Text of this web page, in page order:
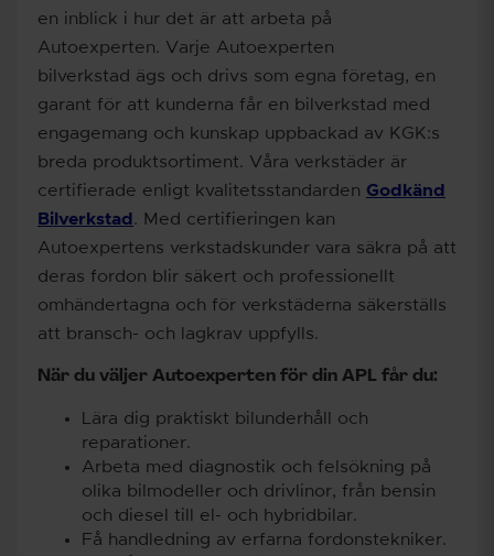
en inblick i hur det är att arbeta på
Autoexperten. Varje Autoexperten
bilverkstad ägs och drivs som egna företag, en
garant för att kunderna får en bilverkstad med
engagemang och kunskap uppbackad av KGK:s
breda produktsortiment. Våra verkstäder är
certifierade enligt kvalitetsstandarden Godkänd
Bilverkstad . Med certifieringen kan
Autoexpertens verkstadskunder vara säkra på att
deras fordon blir säkert och professionellt
omhändertagna och för verkstäderna säkerställs
att bransch- och lagkrav uppfylls.
När du väljer Autoexperten för din APL får du:
Lära dig praktiskt bilunderhåll och
reparationer.
Arbeta med diagnostik och felsökning på
olika bilmodeller och drivlinor, från bensin
och diesel till el- och hybridbilar.
Få handledning av erfarna fordonstekniker.